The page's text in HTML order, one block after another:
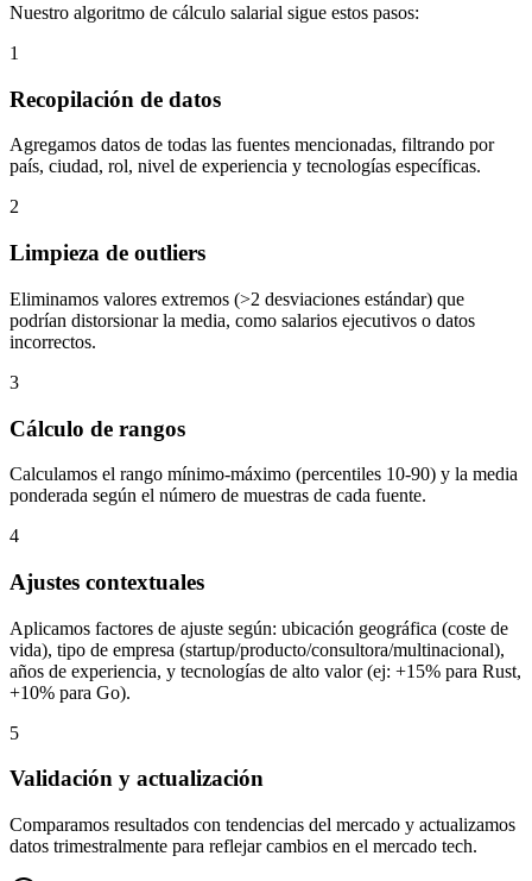
Nuestro algoritmo de cálculo salarial sigue estos pasos:
1
Recopilación de datos
Agregamos datos de todas las fuentes mencionadas, filtrando por
país, ciudad, rol, nivel de experiencia y tecnologías específicas.
2
Limpieza de outliers
Eliminamos valores extremos (>2 desviaciones estándar) que
podrían distorsionar la media, como salarios ejecutivos o datos
incorrectos.
3
Cálculo de rangos
Calculamos el rango mínimo-máximo (percentiles 10-90) y la media
ponderada según el número de muestras de cada fuente.
4
Ajustes contextuales
Aplicamos factores de ajuste según: ubicación geográfica (coste de
vida), tipo de empresa (startup/producto/consultora/multinacional),
años de experiencia, y tecnologías de alto valor (ej: +15% para Rust,
+10% para Go).
5
Validación y actualización
Comparamos resultados con tendencias del mercado y actualizamos
datos trimestralmente para reflejar cambios en el mercado tech.